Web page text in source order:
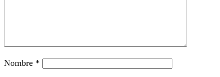
Nombre *